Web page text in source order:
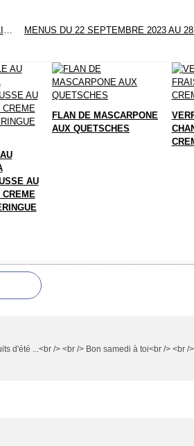
CÔTE DE PORC MARINEE A L'HUILE D'OLIVE
AU
CREME
FLAN DE MASCARPONE
AUX QUETSCHES
d'été ...<br /> <br /> Bon samedi à toi<br /> <br /